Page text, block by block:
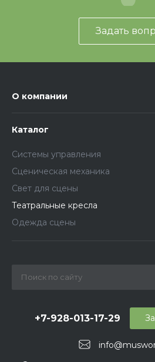
Задать
О компании
Каталог
Системы управления
Сценическая механика
Свет для сцены
Театральные кресла
Одежда сцены
+7-928-013-17-29